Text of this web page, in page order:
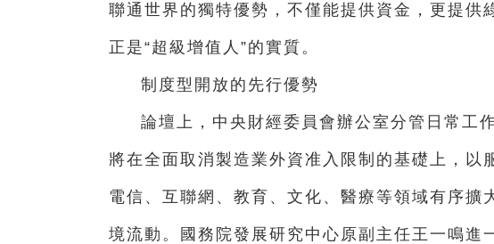
聯通世界的獨特優勢，不僅能提供資金，更提
正是“超級增值人”的實質。
制度型開放的先行優勢
論壇上，中央財經委員會辦公室分管日常工
將在全面取消製造業外資准入限制的基礎上，以
電信、互聯網、教育、文化、醫療等領域有序擴
境流動。國務院發展研究中心原副主任王一鳴進